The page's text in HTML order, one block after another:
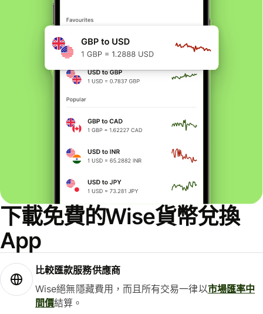
下載免費的Wise貨幣兌換
App
比較匯款服務供應商
Wise絕無隱藏費用，而且所有交易一律以市場匯率中
間價結算。